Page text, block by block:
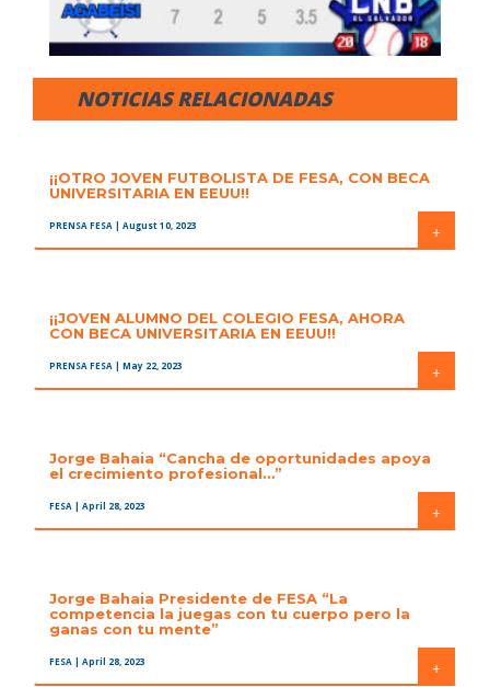
NOTICIAS RELACIONADAS
¡¡OTRO JOVEN FUTBOLISTA DE FESA, CON BECA
UNIVERSITARIA EN EEUU!!
PRENSA FESA | August 10, 2023 +
¡¡JOVEN ALUMNO DEL COLEGIO FESA, AHORA
CON BECA UNIVERSITARIA EN EEUU!!
PRENSA FESA | May 22, 2023 +
Jorge Bahaia “Cancha de oportunidades apoya
el crecimiento profesional…”
FESA | April 28, 2023 +
Jorge Bahaia Presidente de FESA “La
competencia la juegas con tu cuerpo pero la
ganas con tu mente”
FESA | April 28, 2023 +